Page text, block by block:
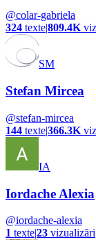
@colar-gabriela
324 texte|809.4K
SM
Stefan Mircea
@stefan-mircea
144 texte|366.3K
IA
Iordache Alexia
@iordache-alexia
1 texte|23 vizualizări